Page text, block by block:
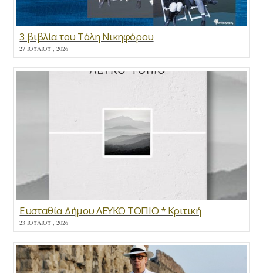
3 βιβλία του Τόλη Νικηφόρου
27 ΙΟΥΛΊΟΥ , 2026
Ευσταθία Δήμου ΛΕΥΚΟ ΤΟΠΙΟ * Κριτική
23 ΙΟΥΛΊΟΥ , 2026